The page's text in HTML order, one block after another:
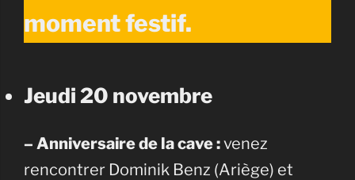
moment festif.
Jeudi 20 novembre
– Anniversaire de la cave :venez
rencontrer Dominik Benz (Ariège) et